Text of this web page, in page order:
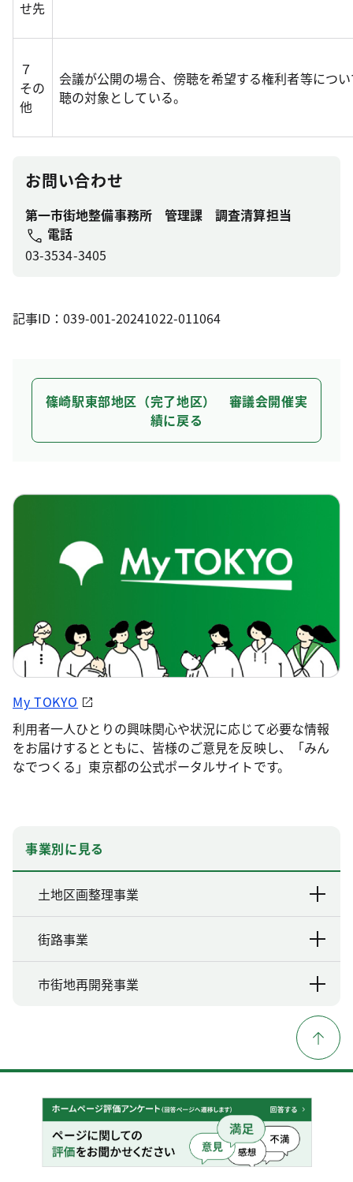
せ先
７
その
他
会議が公開の場合、傍聴を希望する権利者等につ
聴の対象としている。
お問い合わせ
第一市街地整備事務所 管理課 調査清算担当
電話
03-3534-3405
記事ID：039-001-20241022-011064
篠崎駅東部地区（完了地区） 審議会開催実
績に戻る
My TOKYO
利用者一人ひとりの興味関心や状況に応じて必要な情報
をお届けするとともに、皆様のご意見を反映し、「みん
なでつくる」東京都の公式ポータルサイトです。
事業別に見る
土地区画整理事業
街路事業
市街地再開発事業